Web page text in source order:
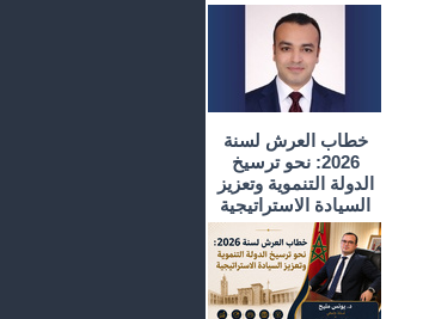
خطاب العرش لسنة
2026: نحو ترسيخ
الدولة التنموية وتعزيز
السيادة الاستراتيجية